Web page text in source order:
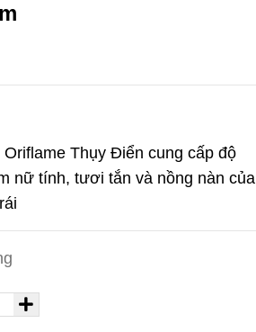
Thụy Điển cung cấp độ
nữ tính, tươi tắn và nồng nàn của